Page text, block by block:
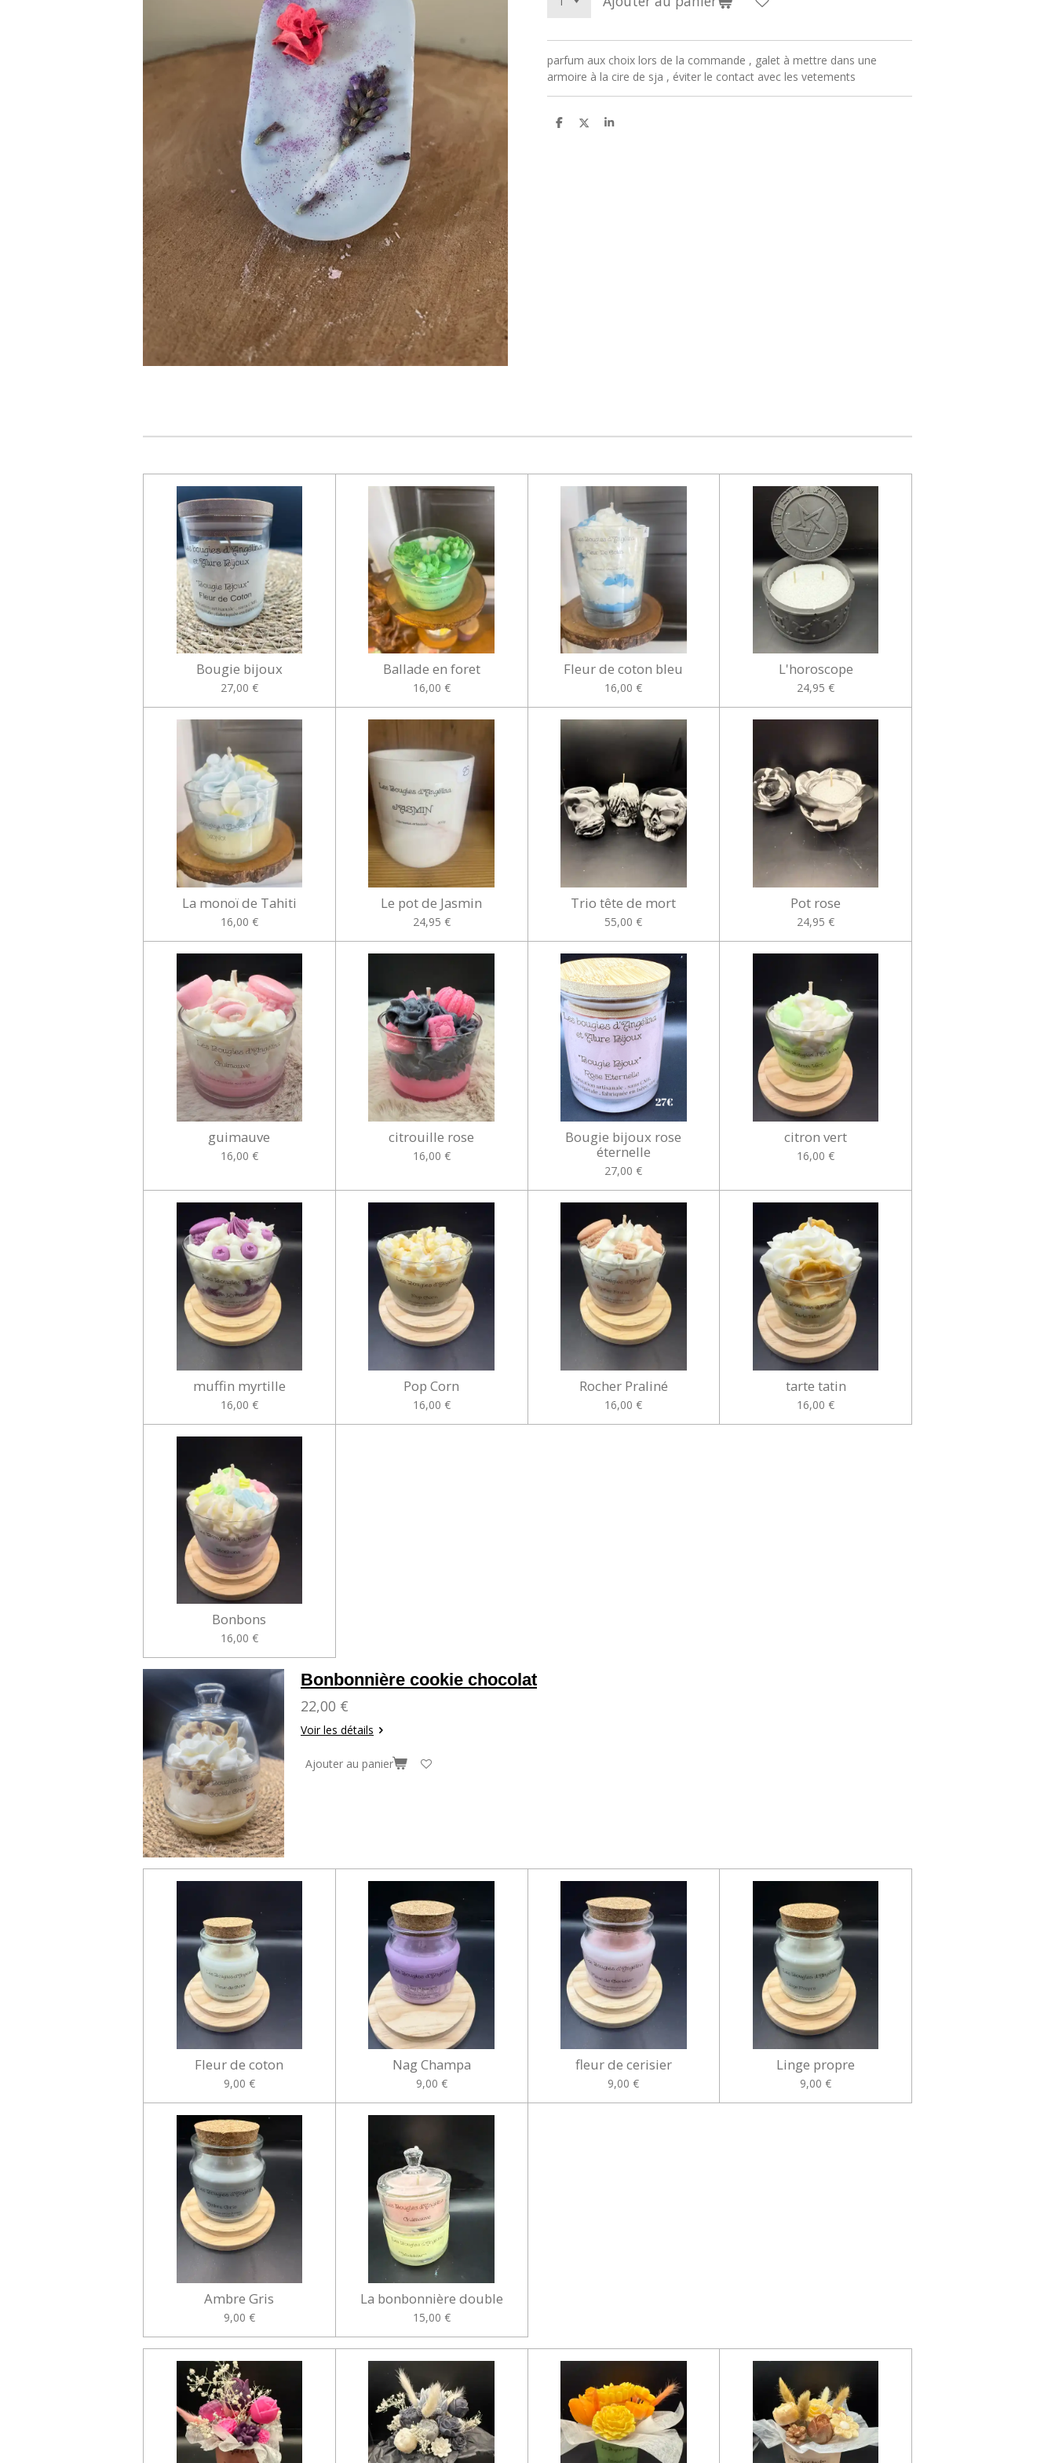
parfum aux choix lors de la commande , galet à mettre dans une
armoire à la cire de sja , éviter le contact avec les vetements
P
P
P
Bougie bijoux
27,00 €
Ballade en foret
16,00 €
Fleur de coton bleu
16,00 €
L'horoscope
24,95 €
La monoï de Tahiti
16,00 €
Le pot de Jasmin
24,95 €
Trio tête de mort
55,00 €
Pot rose
24,95 €
guimauve
16,00 €
citrouille rose
16,00 €
Bougie bijoux rose
éternelle
27,00 €
citron vert
16,00 €
muffin myrtille
16,00 €
Pop Corn
16,00 €
Rocher Praliné
16,00 €
tarte tatin
16,00 €
Bonbons
16,00 €
Bonbonnière cookie chocolat
22,00 €
Voir les détails
Ajouter au panier
Fleur de coton
9,00 €
Nag Champa
9,00 €
fleur de cerisier
9,00 €
Linge propre
9,00 €
Ambre Gris
9,00 €
La bonbonnière double
15,00 €